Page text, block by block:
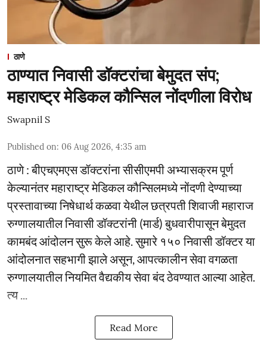
ठाणे
ठाण्यात निवासी डॉक्टरांचा बेमुदत संप;
महाराष्ट्र मेडिकल कौन्सिल नोंदणीला विरोध
Swapnil S
Published on: 06 Aug 2026, 4:35 am
ठाणे : बीएचएमएस डॉक्टरांना सीसीएमपी अभ्यासक्रम पूर्ण
केल्यानंतर महाराष्ट्र मेडिकल कौन्सिलमध्ये नोंदणी देण्याच्या
प्रस्तावाच्या निषेधार्थ कळवा येथील छत्रपती शिवाजी महाराज
रुग्णालयातील निवासी डॉक्टरांनी (मार्ड) बुधवारीपासून बेमुदत
कामबंद आंदोलन सुरू केले आहे. सुमारे १५० निवासी डॉक्टर या
आंदोलनात सहभागी झाले असून, आपत्कालीन सेवा वगळता
रुग्णालयातील नियमित वैद्यकीय सेवा बंद ठेवण्यात आल्या आहेत.
त्य ...
Read More